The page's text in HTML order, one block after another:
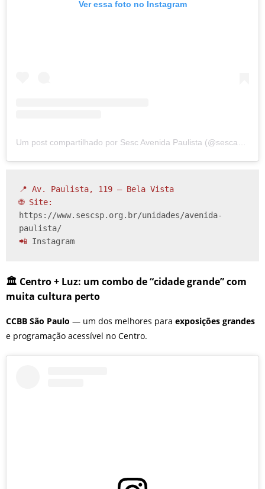
Ver essa foto no Instagram
📍 Av. Paulista, 119 – Bela Vista
https://www.sescsp.org.br/unidades/avenida-
paulista/
📲 Instagram
🏛️ Centro + Luz: um combo de “cidade grande” com
muita cultura perto
CCBB São Paulo — um dos melhores para exposições grandes
e programação acessível no Centro.